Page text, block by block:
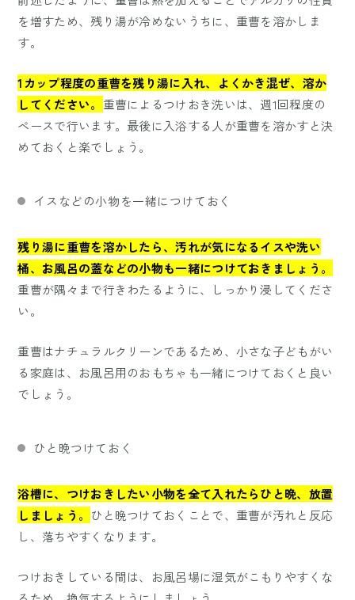
を増すため、残り湯が冷めないうちに、重曹を溶かしま
す。
1カップ程度の重曹を残り湯に入れ、よくかき混ぜ、溶か
してください。 重曹によるつけおき洗いは、週1回程度の
ペースで行います。最後に入浴する人が重曹を溶かすと決
めておくと楽でしょう。
イスなどの小物を一緒につけておく
残り湯に重曹を溶かしたら、汚れが気になるイスや洗い
桶、お風呂の蓋などの小物も一緒につけておきましょう。
重曹が隅々まで行きわたるように、しっかり浸してくださ
い。
重曹はナチュラルクリーンであるため、小さな子どもがい
る家庭は、お風呂用のおもちゃも一緒につけておくと良い
でしょう。
ひと晩つけておく
浴槽に、つけおきしたい小物を全て入れたらひと晩、放置
しましょう。 ひと晩つけておくことで、重曹が汚れと反応
し、落ちやすくなります。
つけおきしている間は、お風呂場に湿気がこもりやすくな